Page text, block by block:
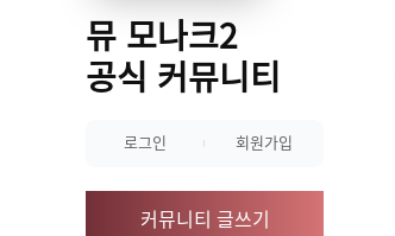
뮤 모나크2
공식 커뮤니티
로그인 회원가입
커뮤니티 글쓰기